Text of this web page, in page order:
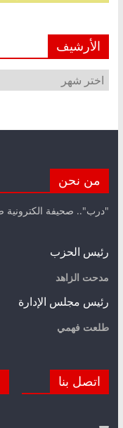
الأرشيف
الأرشيف
من نحن
"درب".. صحيفة الكترونية
رئيس الحزب
مدحت الزاهد
رئيس مجلس الإدارة
طلعت فهمي
اتصل بنا